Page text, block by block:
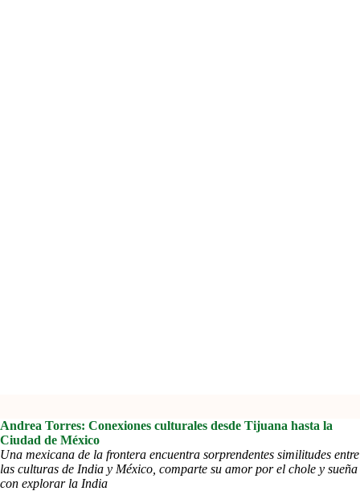
Andrea Torres: Conexiones culturales desde Tijuana hasta la
Ciudad de México
Una mexicana de la frontera encuentra sorprendentes similitudes entre
las culturas de India y México, comparte su amor por el chole y sueña
con explorar la India